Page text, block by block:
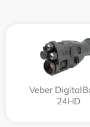
Veber
24HD